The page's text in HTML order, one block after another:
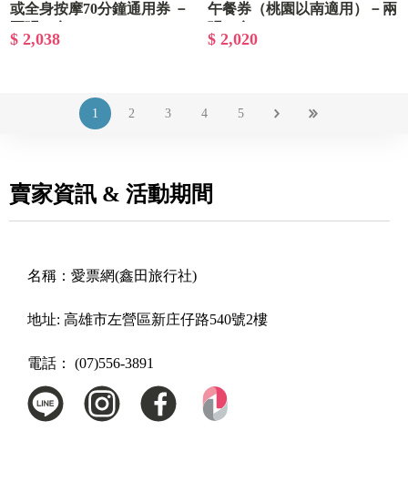
或全身按摩70分鐘通用券 －
$ 2,038
午餐券（桃園以南適用）－兩
$ 2,020
1 2 3 4 5
賣家資訊 & 活動期間
名稱： 愛票網(鑫田旅行社)
地址: 高雄市左營區新庄仔路540號2樓
電話： (07)556-3891